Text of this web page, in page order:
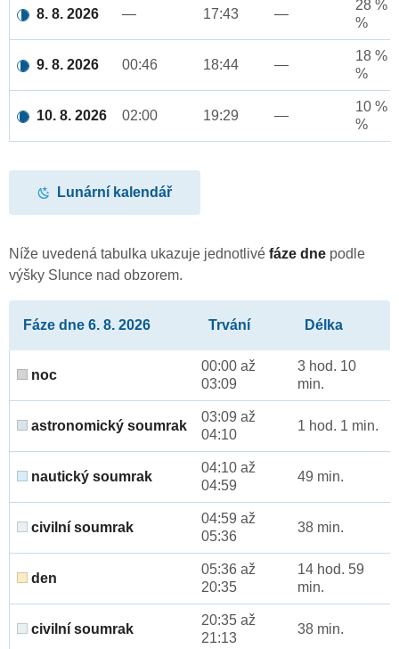
8. 8. 2026 — 17:43 —
28 %
%
9. 8. 2026 00:46 18:44 —
18 %
%
10. 8. 2026 02:00 19:29 —
10 %
%
Lunární kalendář
Níže uvedená tabulka ukazuje jednotlivé fáze dne podle
výšky Slunce nad obzorem.
Fáze dne 6. 8. 2026 Trvání Délka
noc
00:00 až
03:09
3 hod. 10
min.
astronomický soumrak
03:09 až
04:10
1 hod. 1 min.
nautický soumrak
04:10 až
04:59
49 min.
civilní soumrak
04:59 až
05:36
38 min.
den
05:36 až
20:35
14 hod. 59
min.
civilní soumrak
20:35 až
21:13
38 min.